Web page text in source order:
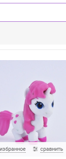
избранное сравнить